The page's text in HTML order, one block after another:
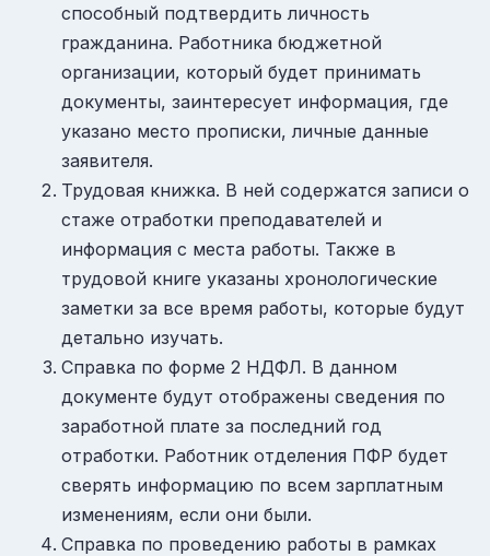
способный подтвердить личность
гражданина. Работника бюджетной
организации, который будет принимать
документы, заинтересует информация, где
указано место прописки, личные данные
заявителя.
Трудовая книжка. В ней содержатся записи о
стаже отработки преподавателей и
информация с места работы. Также в
трудовой книге указаны хронологические
заметки за все время работы, которые будут
детально изучать.
Справка по форме 2 НДФЛ. В данном
документе будут отображены сведения по
заработной плате за последний год
отработки. Работник отделения ПФР будет
сверять информацию по всем зарплатным
изменениям, если они были.
Справка по проведению работы в рамках